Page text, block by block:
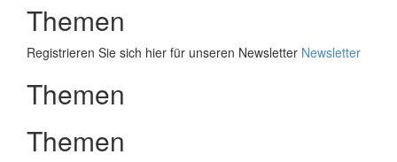
Themen
Registrieren Sie sich hier für unseren Newsletter Newsletter
Themen
Themen